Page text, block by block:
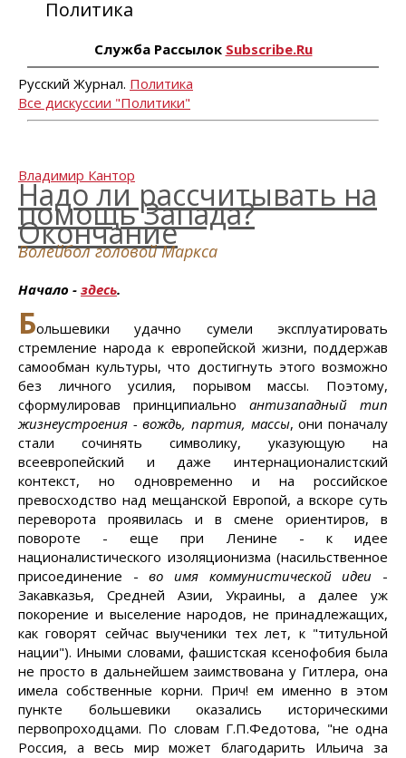
Политика
Служба Рассылок Subscribe.Ru
Русский Журнал. Политика
Все дискуссии "Политики"
Владимир Кантор
Надо ли рассчитывать на
помощь Запада?
Окончание
Волейбол головой Маркса
Начало - здесь.
Большевики удачно сумели эксплуатировать
стремление народа к европейской жизни, поддержав
самообман культуры, что достигнуть этого возможно
без личного усилия, порывом массы. Поэтому,
сформулировав принципиально антизападный тип
жизнеустроения - вождь, партия, массы, они поначалу
стали сочинять символику, указующую на
всеевропейский и даже интернационалистский
контекст, но одновременно и на российское
превосходство над мещанской Европой, а вскоре суть
переворота проявилась и в смене ориентиров, в
повороте - еще при Ленине - к идее
националистического изоляционизма (насильственное
присоединение -во имя коммунистической идеи -
Закавказья, Средней Азии, Украины, а далее уж
покорение и выселение народов, не принадлежащих,
как говорят сейчас выученики тех лет, к "титульной
нации"). Иными словами, фашистская ксенофобия была
не просто в дальнейшем заимствована у Гитлера, она
имела собственные корни. Прич! ем именно в этом
пункте большевики оказались историческими
первопроходцами. По словам Г.П.Федотова, "не одна
Россия, а весь мир может благодарить Ильича за